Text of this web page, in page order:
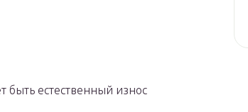
быть естественный износ